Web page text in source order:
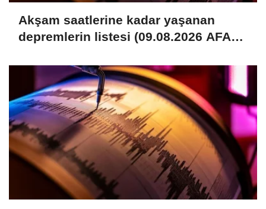
Akşam saatlerine kadar yaşanan
depremlerin listesi (09.08.2026 AFAD